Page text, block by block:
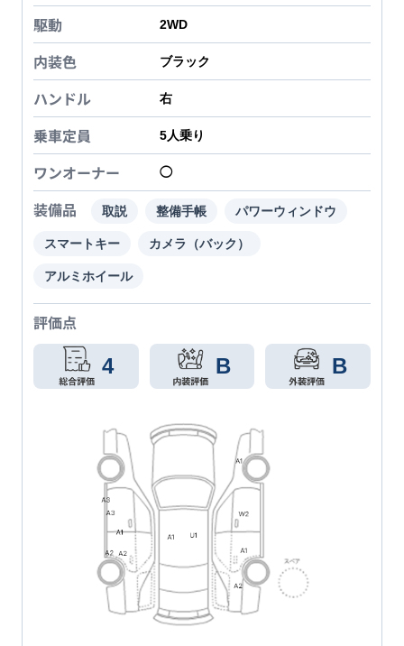
駆動 2WD
内装色 ブラック
ハンドル 右
乗車定員 5人乗り
ワンオーナー ◯
装備品 取説 整備手帳 パワーウィンドウ
スマートキー カメラ（バック）
アルミホイール
評価点
4 B B